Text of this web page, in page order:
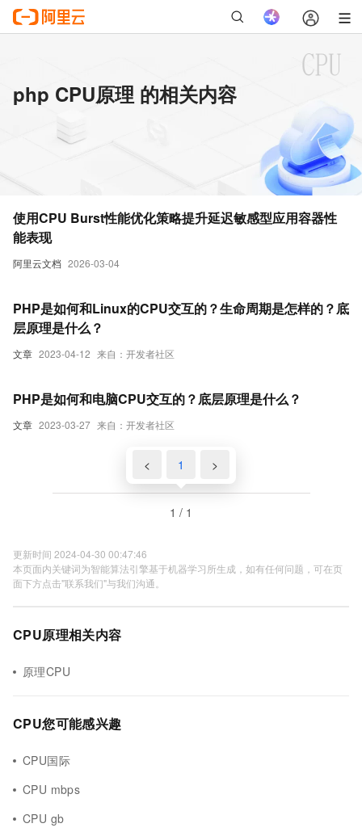
php CPU原理 的相关内容
阿里云文档 2026-03-04
使用CPU Burst性能优化策略提升延迟敏感型应用容器性
能表现
文章 2023-04-12 来自：开发者社区
PHP是如何和Linux的CPU交互的？生命周期是怎样的？底
层原理是什么？
文章 2023-03-27 来自：开发者社区
PHP是如何和电脑CPU交互的？底层原理是什么？
< 1 >
1 / 1
更新时间 2024-04-30 00:47:46
本页面内关键词为智能算法引擎基于机器学习所生成，如有任何问题，可在页
面下方点击"联系我们"与我们沟通。
CPU原理相关内容
原理CPU
CPU您可能感兴趣
CPU国际
CPU mbps
CPU gb